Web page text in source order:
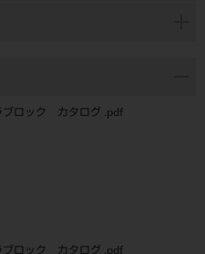
ブロック カタログ .pdf
ブロック カタログ .pdf